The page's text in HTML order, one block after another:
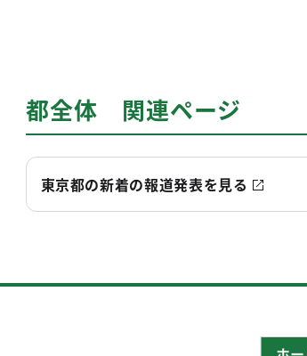
都全体 関連ページ
東京都の新着の報道発表を見る